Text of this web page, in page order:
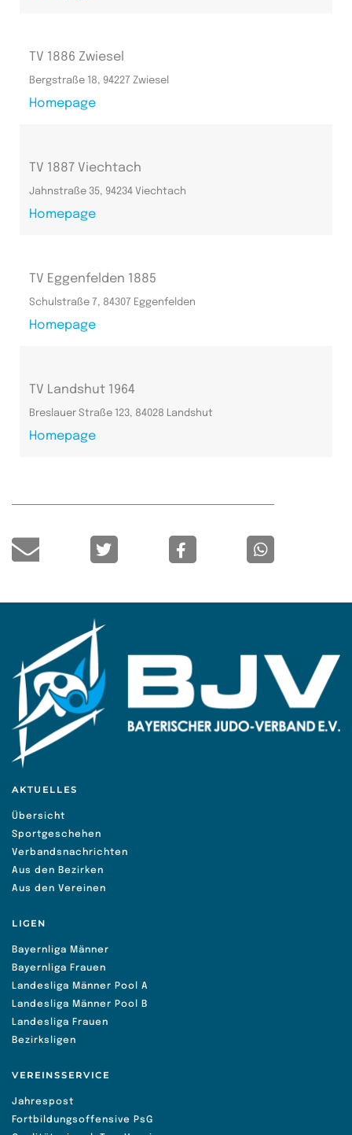
TV 1886 Zwiesel
Bergstraße 18, 94227 Zwiesel
Homepage
TV 1887 Viechtach
Jahnstraße 35, 94234 Viechtach
Homepage
TV Eggenfelden 1885
Schulstraße 7, 84307 Eggenfelden
Homepage
TV Landshut 1964
Breslauer Straße 123, 84028 Landshut
Homepage
AKTUELLES
Übersicht
Sportgeschehen
Verbandsnachrichten
Aus den Bezirken
Aus den Vereinen
LIGEN
Bayernliga Männer
Bayernliga Frauen
Landesliga Männer Pool A
Landesliga Männer Pool B
Landesliga Frauen
Bezirksligen
VEREINSSERVICE
Jahrespost
Fortbildungsoffensive PsG